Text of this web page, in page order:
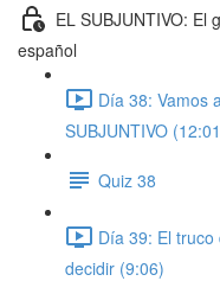
EL SUBJUNTIVO: El
español
Día 38: Vamos
SUBJUNTIVO
Quiz 38
Día 39: El
decidir (9:06)